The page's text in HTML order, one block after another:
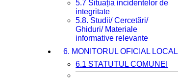
5.7 Situația incidentelor de
integritate
5.8. Studii/ Cercetări/
Ghiduri/ Materiale
informative relevante
6. MONITORUL OFICIAL LOCAL
6.1 STATUTUL COMUNEI